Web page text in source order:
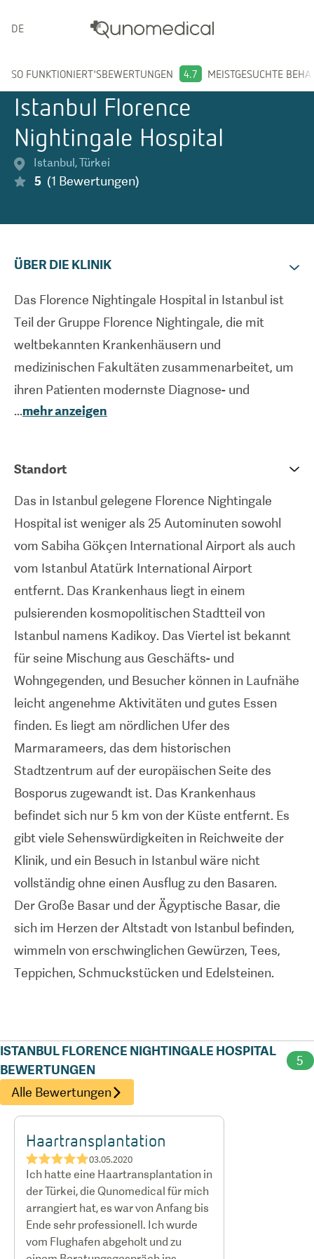
DEUTSCH
SO FUNKTIONIERT'SBEWERTUNGEN 4.7 MEISTGESUCHTE
Istanbul Florence
Nightingale Hospital
Istanbul,Türkei
5 (1 Bewertungen)
ÜBER DIE KLINIK
Das Florence Nightingale Hospital in Istanbul ist
Teil der Gruppe Florence Nightingale, die mit
weltbekannten Krankenhäusern und
medizinischen Fakultäten zusammenarbeitet, um
ihren Patienten modernste Diagnose- und
Behandlungsmethoden anzubieten. Das
anderem plastische und ästhetische Chirurgie,
Haartransplantation, Kardiologie, Neurologie,
Gastroenterologie, Zahnmedizin, Onkologie sowie
Geburtshilfe und Gynäkologie. Das Krankenhaus
bietet eine patientenzentrierte und spezialisierte
Gesundheitsversorgung, indem es Ausbildung,
Forschung und Technologie mit der klinischen
Versorgung integriert. Es verfügt über ein
Internationales Patientenzentrum mit einem Team
von Beratern und Dolmetschern, die die
medizinischen, Reise-, Unterkunfts-, Freizeit- und
sonstigen Bedürfnisse der Patienten koordinieren.
...mehr anzeigen
Standort
Das in Istanbul gelegene Florence Nightingale
Hospital ist weniger als 25 Autominuten sowohl
vom Sabiha Gökçen International Airport als auch
vom Istanbul Atatürk International Airport
entfernt. Das Krankenhaus liegt in einem
pulsierenden kosmopolitischen Stadtteil von
Istanbul namens Kadikoy. Das Viertel ist bekannt
für seine Mischung aus Geschäfts- und
Wohngegenden, und Besucher können in Laufnähe
leicht angenehme Aktivitäten und gutes Essen
finden. Es liegt am nördlichen Ufer des
Marmarameers, das dem historischen
Stadtzentrum auf der europäischen Seite des
Bosporus zugewandt ist. Das Krankenhaus
befindet sich nur 5 km von der Küste entfernt. Es
gibt viele Sehenswürdigkeiten in Reichweite der
Klinik, und ein Besuch in Istanbul wäre nicht
vollständig ohne einen Ausflug zu den Basaren.
Der Große Basar und der Ägyptische Basar, die
sich im Herzen der Altstadt von Istanbul befinden,
wimmeln von erschwinglichen Gewürzen, Tees,
Teppichen, Schmuckstücken und Edelsteinen.
ISTANBUL FLORENCE NIGHTINGALE HOSPITAL
BEWERTUNGEN
5
Alle Bewertungen
Haartransplantation
★★★★★03.05.2020
Ich hatte eine Haartransplantation in
der Türkei, die Qunomedical für mich
arrangiert hat, es war von Anfang bis
Ende sehr professionell. Ich wurde
vom Flughafen abgeholt und zu